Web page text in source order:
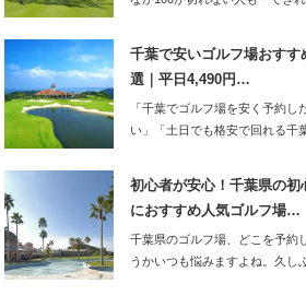
千葉で安いゴルフ場おすす
選｜平日4,490円…
「千葉でゴルフ場を安く予約し
い」「土日でも格安で回れる千
初心者が安心！千葉県の初
におすすめ人気ゴルフ場…
千葉県のゴルフ場、どこを予約
うかいつも悩みますよね。久し